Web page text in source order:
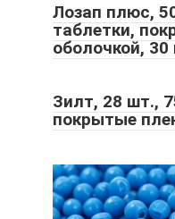
Лозап плюс,
таблетки,
оболочкой,
Зилт, 28 шт.,
покрытые